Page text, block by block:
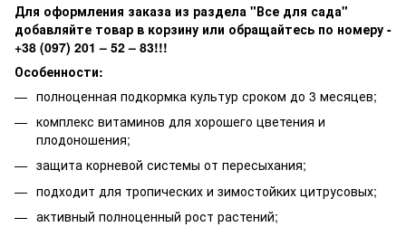
Для оформления заказа из раздела "Все для сада"
добавляйте товар в корзину или обращайтесь по номеру -
+38 (097) 201 – 52 – 83!!!
Особенности:
полноценная подкормка культур сроком до 3 месяцев;
комплекс витаминов для хорошего цветения и
плодоношения;
защита корневой системы от пересыхания;
подходит для тропических и зимостойких цитрусовых;
активный полноценный рост растений;